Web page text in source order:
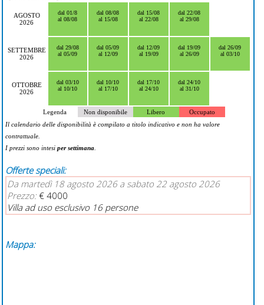
AGOSTO
2026
dal 01/8
al 08/08
dal 08/08
al 15/08
dal 15/08
al 22/08
dal 22/08
al 29/08
SETTEMBRE
2026
dal 29/08
al 05/09
dal 05/09
al 12/09
dal 12/09
al 19/09
dal 19/09
al 26/09
dal 26/09
al 03/10
OTTOBRE
2026
dal 03/10
al 10/10
dal 10/10
al 17/10
dal 17/10
al 24/10
dal 24/10
al 31/10
Legenda Non disponibile Libero
Occupato
Il calendario delle disponibilità è compilato a titolo indicativo e non ha valore
contrattuale.
I prezzi sono intesi per settimana.
Offerte speciali:
Da martedì 18 agosto 2026 a sabato 22 agosto 2026
Prezzo:€ 4000
Villa ad uso esclusivo 16 persone
Mappa: